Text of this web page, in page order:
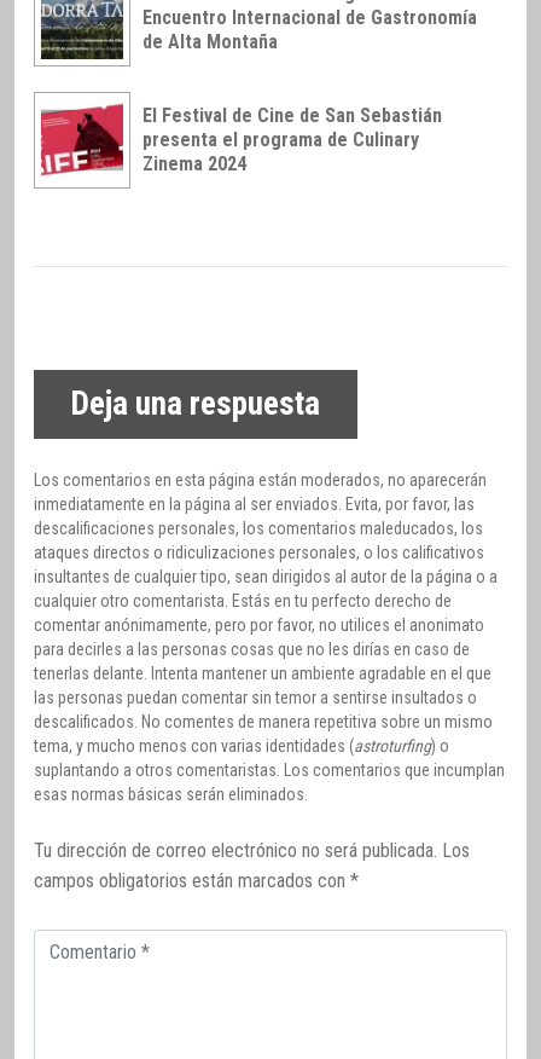
Encuentro Internacional de Gastronomía
de Alta Montaña
El Festival de Cine de San Sebastián
presenta el programa de Culinary
Zinema 2024
Deja una respuesta
Los comentarios en esta página están moderados, no aparecerán
inmediatamente en la página al ser enviados. Evita, por favor, las
descalificaciones personales, los comentarios maleducados, los
ataques directos o ridiculizaciones personales, o los calificativos
insultantes de cualquier tipo, sean dirigidos al autor de la página o a
cualquier otro comentarista. Estás en tu perfecto derecho de
comentar anónimamente, pero por favor, no utilices el anonimato
para decirles a las personas cosas que no les dirías en caso de
tenerlas delante. Intenta mantener un ambiente agradable en el que
las personas puedan comentar sin temor a sentirse insultados o
descalificados. No comentes de manera repetitiva sobre un mismo
tema, y mucho menos con varias identidades (astroturfing) o
suplantando a otros comentaristas. Los comentarios que incumplan
esas normas básicas serán eliminados.
Tu dirección de correo electrónico no será publicada. Los
campos obligatorios están marcados con *
Comentario